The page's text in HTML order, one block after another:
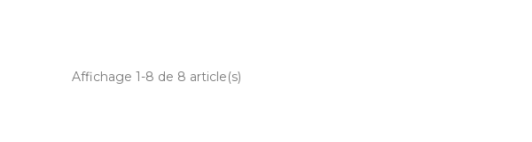
Affichage 1-8 de 8 article(s)